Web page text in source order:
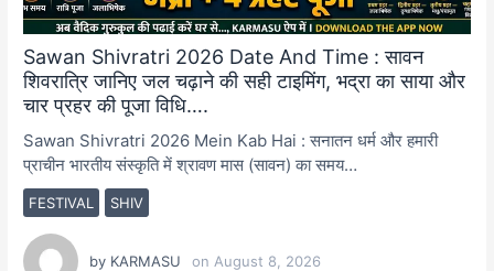
Sawan Shivratri 2026 Date And Time : सावन
शिवरात्रि जानिए जल चढ़ाने की सही टाइमिंग, भद्रा का साया और
चार प्रहर की पूजा विधि….
FESTIVAL SHIV
Sawan Shivratri 2026 Mein Kab Hai : सनातन धर्म और हमारी
प्राचीन भारतीय संस्कृति में श्रावण मास (सावन) का समय…
by KARMASU on August 8, 2026